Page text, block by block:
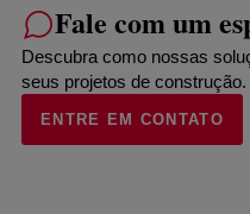
Fale com um
Descubra como nossas
seus projetos de construção.
ENTRE EM CONTATO